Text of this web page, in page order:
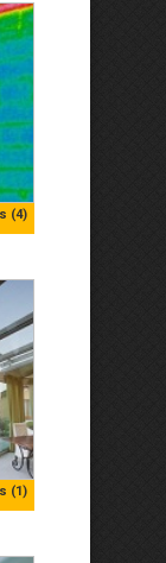
(4)
(1)